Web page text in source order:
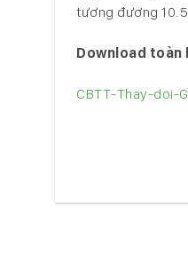
tương đương
Download toàn
CBTT-Thay-doi-